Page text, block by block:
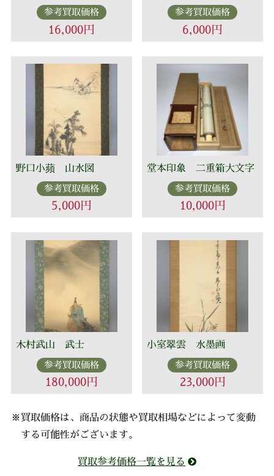
参考買取価格
16,000円
参考買取価格
6,000円
野口小蘋 山水図
参考買取価格
5,000円
堂本印象 二重箱大文字
参考買取価格
10,000円
木村武山 武士
参考買取価格
180,000円
小室翠雲 水墨画
参考買取価格
23,000円
※買取価格は、商品の状態や買取相場などによって変動
する可能性がございます。
買取参考価格一覧を見る